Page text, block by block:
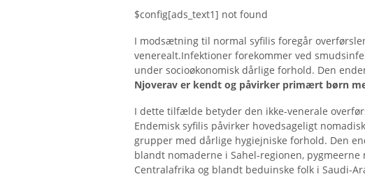
$config[ads_text1] not found
I modsætning til normal syfilis foregår
venerealt.Infektioner forekommer ved
under socioøkonomisk dårlige forhold. Den
Njoverav er kendt og påvirker primært børn
I dette tilfælde betyder den ikke-venerale
Endemisk syfilis påvirker hovedsageligt
grupper med dårlige hygiejniske forhold. Den
blandt nomaderne i Sahel-regionen, pygmeerne
Centralafrika og blandt beduinske folk i Saudi-